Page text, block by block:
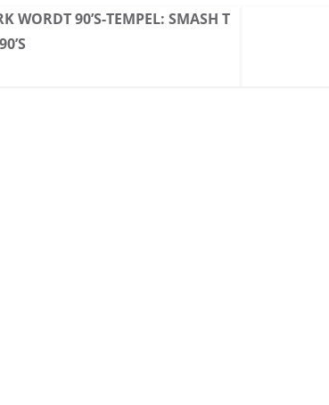
WORDT 90’S-TEMPEL: SMASH T